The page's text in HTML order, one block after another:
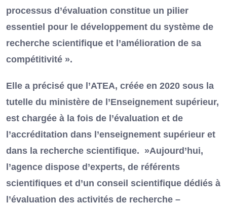
processus d’évaluation constitue un pilier
essentiel pour le développement du système de
recherche scientifique et l’amélioration de sa
compétitivité ».
Elle a précisé que l’ATEA, créée en 2020 sous la
tutelle du ministère de l’Enseignement supérieur,
est chargée à la fois de l’évaluation et de
l’accréditation dans l’enseignement supérieur et
dans la recherche scientifique. »Aujourd’hui,
l’agence dispose d’experts, de référents
scientifiques et d’un conseil scientifique dédiés à
l’évaluation des activités de recherche –